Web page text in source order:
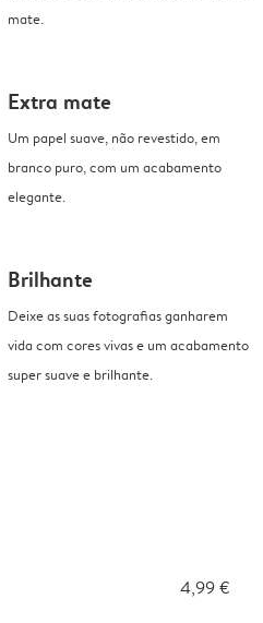
mate.
Extra mate
Um papel suave, não revestido, em
branco puro, com um acabamento
elegante.
Brilhante
Deixe as suas fotografias ganharem
vida com cores vivas e um acabamento
super suave e brilhante.
4,99 €